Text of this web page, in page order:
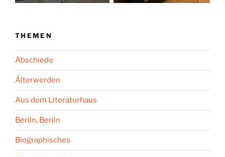
THEMEN
Abschiede
Älterwerden
Aus dem Literaturhaus
Berlin, Berlin
Biographisches